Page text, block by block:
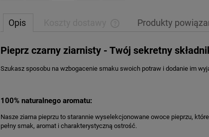
Opis
Cena nie zawiera
płatności
Produkty
Pieprz czarny ziarnisty - Twój sekretny
Szukasz sposobu na wzbogacenie smaku swoich potraw i dodanie im
100% naturalnego aromatu:
Nasze ziarna pieprzu to starannie wyselekcjonowane owoce pieprzu,
pełny smak, aromat i charakterystyczną ostrość.